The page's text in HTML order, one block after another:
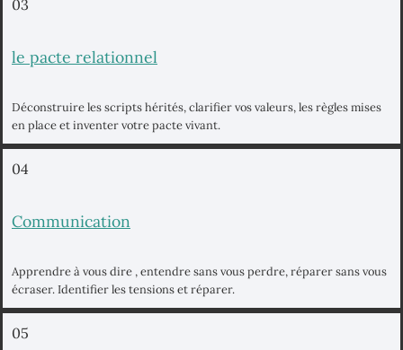
03
le pacte relationnel
Déconstruire les scripts hérités, clarifier vos valeurs, les règles mises
en place et inventer votre pacte vivant.
04
Communication
Apprendre à vous dire , entendre sans vous perdre, réparer sans vous
écraser. Identifier les tensions et réparer.
05